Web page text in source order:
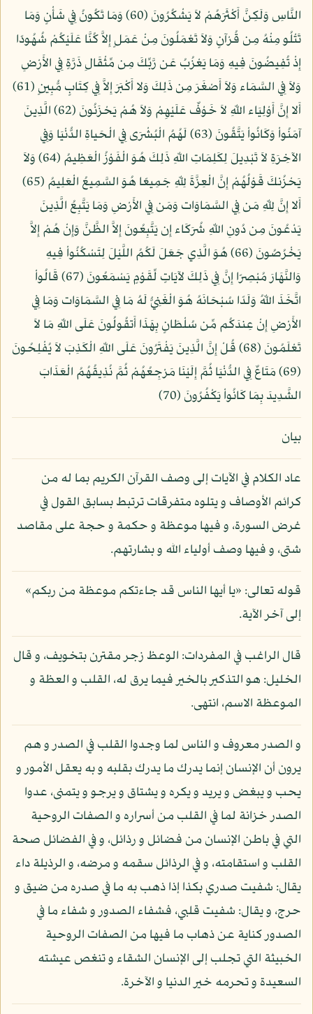
النَّاسِ وَلَكِنَّ أَكْثَرَهُمْ لاَ يَشْكُرُونَ (60) وَمَا تَكُونُ فِي شَأْنٍ وَمَا
تَتْلُو مِنْهُ مِن قُرْآنٍ وَلاَ تَعْمَلُونَ مِنْ عَمَلٍ إِلاَّ كُنَّا عَلَيْكُمْ شُهُودًا
إِذْ تُفِيضُونَ فِيهِ وَمَا يَعْزُبُ عَن رَّبِّكَ مِن مِّثْقَالِ ذَرَّةٍ فِي الأَرْضِ
وَلاَ فِي السَّمَاء وَلاَ أَصْغَرَ مِن ذَلِكَ وَلا أَكْبَرَ إِلاَّ فِي كِتَابٍ مُّبِينٍ (61)
أَلا إِنَّ أَوْلِيَاء اللّهِ لاَ خَوْفٌ عَلَيْهِمْ وَلاَ هُمْ يَحْزَنُونَ (62) الَّذِينَ
آمَنُواْ وَكَانُواْ يَتَّقُونَ (63) لَهُمُ الْبُشْرَى فِي الْحَياةِ الدُّنْيَا وَفِي
الآخِرَةِ لاَ تَبْدِيلَ لِكَلِمَاتِ اللّهِ ذَلِكَ هُوَ الْفَوْزُ الْعَظِيمُ (64) وَلاَ
يَحْزُنكَ قَوْلُهُمْ إِنَّ الْعِزَّةَ لِلّهِ جَمِيعًا هُوَ السَّمِيعُ الْعَلِيمُ (65)
أَلا إِنَّ لِلّهِ مَن فِي السَّمَاوَات وَمَن فِي الأَرْضِ وَمَا يَتَّبِعُ الَّذِينَ
يَدْعُونَ مِن دُونِ اللّهِ شُرَكَاء إِن يَتَّبِعُونَ إِلاَّ الظَّنَّ وَإِنْ هُمْ إِلاَّ
يَخْرُصُونَ (66) هُوَ الَّذِي جَعَلَ لَكُمُ اللَّيْلَ لِتَسْكُنُواْ فِيهِ
وَالنَّهَارَ مُبْصِرًا إِنَّ فِي ذَلِكَ لآيَاتٍ لِّقَوْمٍ يَسْمَعُونَ (67) قَالُواْ
اتَّخَذَ اللّهُ وَلَدًا سُبْحَانَهُ هُوَ الْغَنِيُّ لَهُ مَا فِي السَّمَاوَات وَمَا فِي
الأَرْضِ إِنْ عِندَكُم مِّن سُلْطَانٍ بِهَذَا أَتقُولُونَ عَلَى اللّهِ مَا لاَ
تَعْلَمُونَ (68) قُلْ إِنَّ الَّذِينَ يَفْتَرُونَ عَلَى اللّهِ الْكَذِبَ لاَ يُفْلِحُونَ
(69) مَتَاعٌ فِي الدُّنْيَا ثُمَّ إِلَيْنَا مَرْجِعُهُمْ ثُمَّ نُذِيقُهُمُ الْعَذَابَ
الشَّدِيدَ بِمَا كَانُواْ يَكْفُرُونَ (70)
بيان
عاد الكلام في الآيات إلى وصف القرآن الكريم بما له من
كرائم الأوصاف و يتلوه متفرقات ترتبط بسابق القول في
غرض السورة، و فيها موعظة و حكمة و حجة على مقاصد
شتى، و فيها وصف أولياء الله و بشارتهم.
قوله تعالى: «يا أيها الناس قد جاءتكم موعظة من ربكم»
إلى آخر الآية.
قال الراغب في المفردات: الوعظ زجر مقترن بتخويف، و قال
الخليل: هو التذكير بالخير فيما يرق له، القلب و العظة و
الموعظة الاسم، انتهى.
و الصدر معروف و الناس لما وجدوا القلب في الصدر و هم
يرون أن الإنسان إنما يدرك ما يدرك بقلبه و به يعقل الأمور و
يحب و يبغض و يريد و يكره و يشتاق و يرجو و يتمنى، عدوا
الصدر خزانة لما في القلب من أسراره و الصفات الروحية
التي في باطن الإنسان من فضائل و رذائل، و في الفضائل صحة
القلب و استقامته، و في الرذائل سقمه و مرضه، و الرذيلة داء
يقال: شفيت صدري بكذا إذا ذهب به ما في صدره من ضيق و
حرج، و يقال: شفيت قلبي، فشفاء الصدور و شفاء ما في
الصدور كناية عن ذهاب ما فيها من الصفات الروحية
الخبيثة التي تجلب إلى الإنسان الشقاء و تنغص عيشته
السعيدة و تحرمه خير الدنيا و الآخرة.